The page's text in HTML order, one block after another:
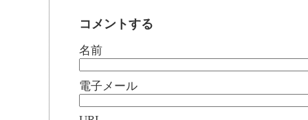
コメントする
名前
電子メール